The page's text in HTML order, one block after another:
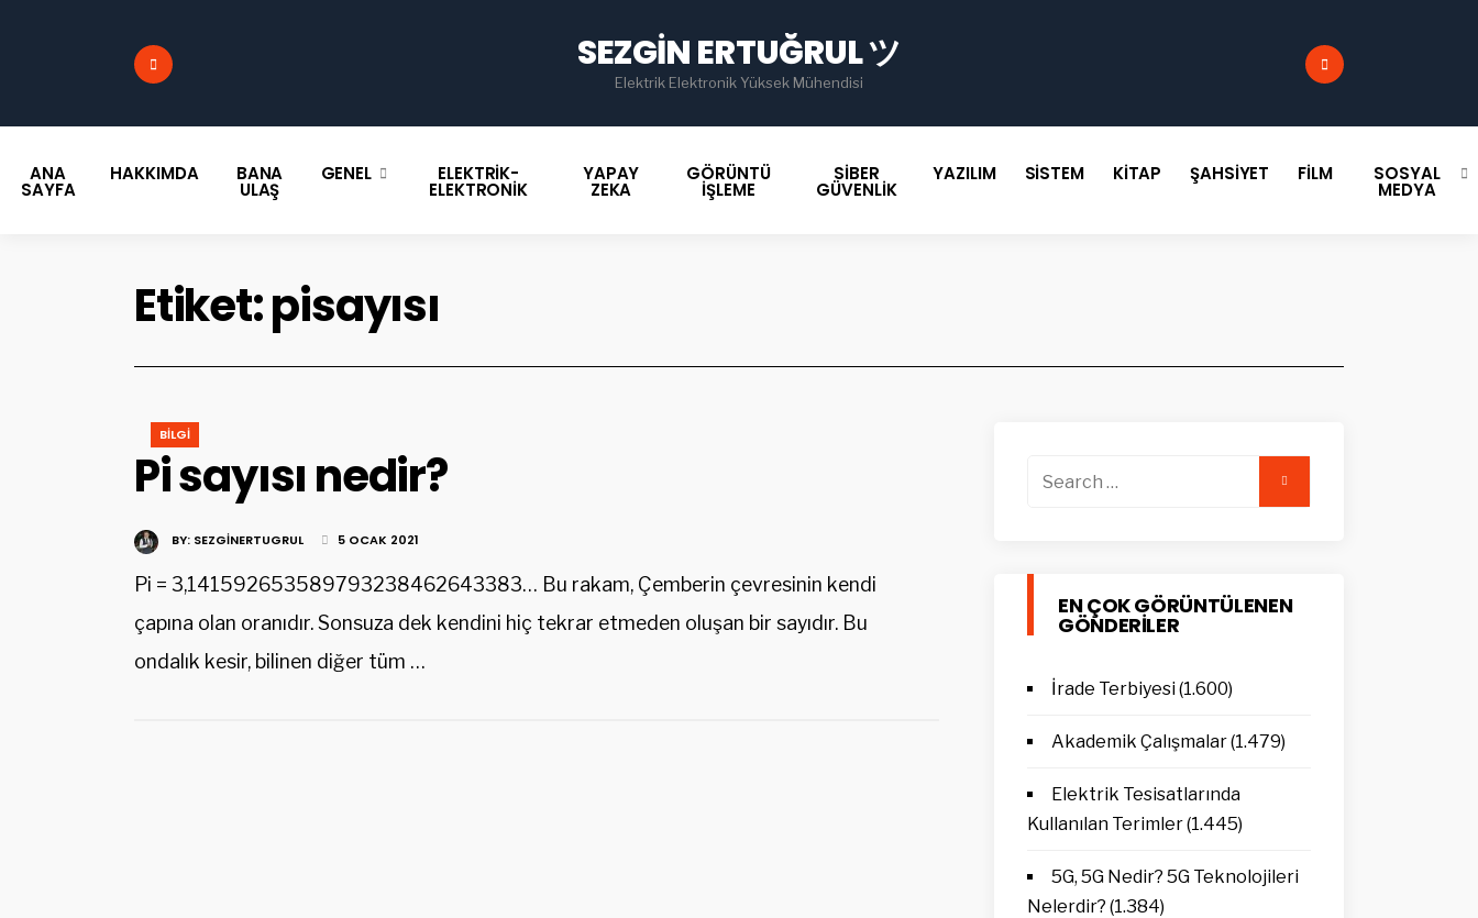
SEZGIN ERTUĞRUL ツ
Elektrik Elektronik Yüksek Mühendisi
ANA
SAYFA
HAKKIMDA BANA
ULAŞ
GENEL ELEKTRIK-
ELEKTRONIK
YAPAY
ZEKA
GÖRÜNTÜ
İŞLEME
SIBER
GÜVENLIK
YAZILIM SISTEM KITAP ŞAHSIYET FILM SOSYAL
MEDYA
Etiket:pisayısı
BILGI
Pi sayısı nedir?
BY: SEZGINERTUGRUL 5 OCAK 2021
Pi = 3,141592653589793238462643383… Bu rakam, Çemberin çevresinin kendi
çapına olan oranıdır. Sonsuza dek kendini hiç tekrar etmeden oluşan bir sayıdır. Bu
ondalık kesir, bilinen diğer tüm …
EN ÇOK GÖRÜNTÜLENEN
GÖNDERILER
İrade Terbiyesi(1.600)
Akademik Çalışmalar(1.479)
Elektrik Tesisatlarında
Kullanılan Terimler(1.445)
5G, 5G Nedir? 5G Teknolojileri
Nelerdir? (1.384)